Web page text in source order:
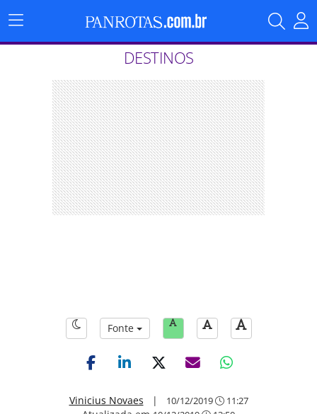
Menu
Principal
DESTINOS
Fonte
Vinicius Novaes | 10/12/2019 11:27